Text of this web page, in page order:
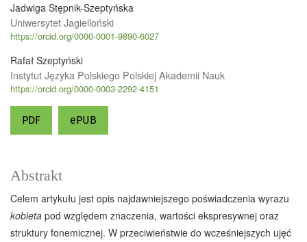
Jadwiga Stępnik-Szeptyńska
Uniwersytet Jagielloński
https://orcid.org/0000-0001-9890-6027
Rafał Szeptyński
Instytut Języka Polskiego Polskiej Akademii Nauk
https://orcid.org/0000-0003-2292-4151
PDF ePUB
Abstrakt
Celem artykułu jest opis najdawniejszego poświadczenia wyrazu
kobieta pod względem znaczenia, wartości ekspresywnej oraz
struktury fonemicznej. W przeciwieństwie do wcześniejszych ujęć